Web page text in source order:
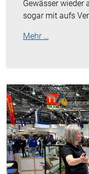
Gewässer wieder
sogar mit aufs
Mehr …